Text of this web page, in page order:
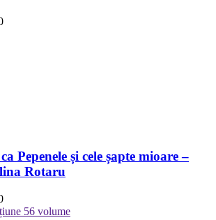
Pepenele și cele șapte mioare –
Rotaru
56 volume